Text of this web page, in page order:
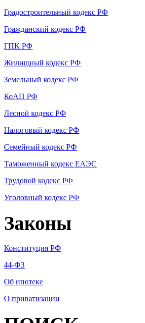
Градостроительный кодекс РФ
Гражданский кодекс РФ
ГПК РФ
Жилищный кодекс РФ
Земельный кодекс РФ
КоАП РФ
Лесной кодекс РФ
Налоговый кодекс РФ
Семейный кодекс РФ
Таможенный кодекс ЕАЭС
Трудовой кодекс РФ
Уголовный кодекс РФ
Законы
Конституция РФ
44-ФЗ
Об ипотеке
О приватизации